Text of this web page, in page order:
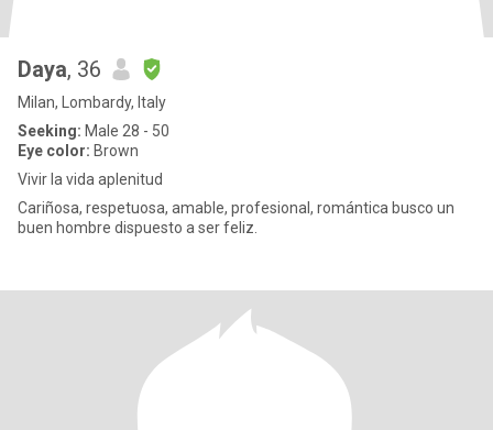
Daya, 36
Milan, Lombardy, Italy
Seeking: Male 28 - 50
Eye color: Brown
Vivir la vida aplenitud
Cariñosa, respetuosa, amable, profesional, romántica busco un
buen hombre dispuesto a ser feliz.